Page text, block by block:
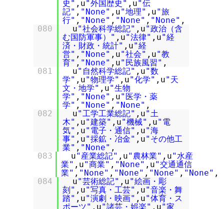
史" ,u"外国歴史" ,u"伝
記" , "None" ,u"地理" ,u"旅
行" , "None" , "None" , "None" ,
080
u"社会科学総記" ,u"政治（含
む国防軍事）" ,u"法律" ,u"経
済・財政・統計" ,u"経
営" , "None" ,u"社会" ,u"教
育" , "None" ,u"民族風習" ,
081
u"自然科学総記" ,u"数
学" ,u"物理学" ,u"化学" ,u"天
文・地学" ,u"生物
学" , "None" ,u"医学・薬
学" , "None" , "None" ,
082
u"工学工業総記" ,u"土
木" ,u"建築" ,u"機械" ,u"電
気" ,u"電子・通信" ,u"海
事" ,u"採鉱・冶金" ,u"その他工
業" , "None" ,
083
u"産業総記" ,u"農林業" ,u"水産
業" ,u"商業" , "None" ,u"交通通信
業" , "None" , "None" , "None" , "None" ,
084
u"芸術総記" ,u"絵画・彫
刻" ,u"写真・工芸" ,u"音楽・舞
踏" ,u"演劇・映画" ,u"体育・ス
ポーツ" ,u"諸芸・娯楽" ,u"家